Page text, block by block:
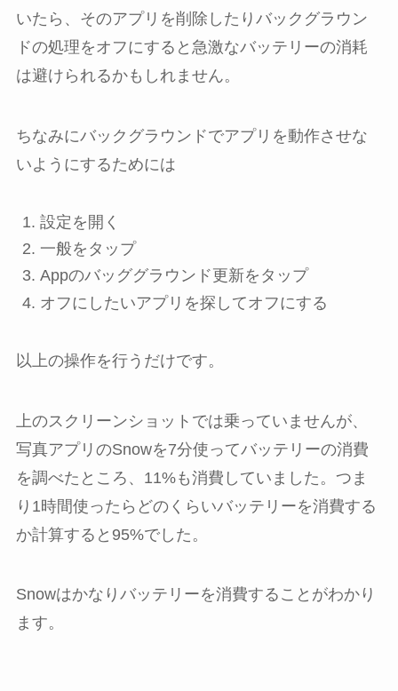
いたら、そのアプリを削除したりバックグラウン
ドの処理をオフにすると急激なバッテリーの消耗
は避けられるかもしれません。
ちなみにバックグラウンドでアプリを動作させな
いようにするためには
設定 を開く
一般をタップ
Appのバッググラウンド更新をタップ
オフにしたいアプリを探してオフにする
以上の操作を行うだけです。
上のスクリーンショットでは乗っていませんが、
写真アプリのSnowを7分使ってバッテリーの消費
を調べたところ、11%も消費していました。つま
り1時間使ったらどのくらいバッテリーを消費する
か計算すると95%でした。
Snowはかなりバッテリーを消費することがわかり
ます。